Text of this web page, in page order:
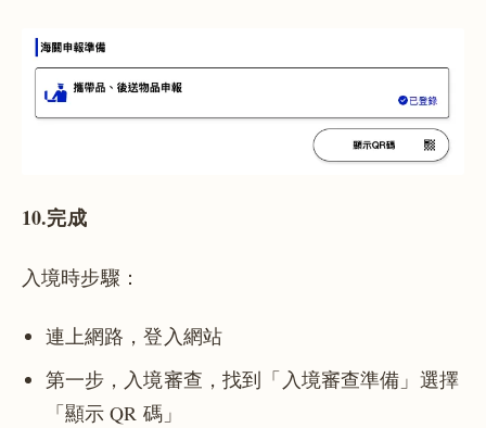
10.完成
入境時步驟：
連上網路，登入網站
第一步，入境審查，找到「入境審查準備」選擇
「顯示 QR 碼」